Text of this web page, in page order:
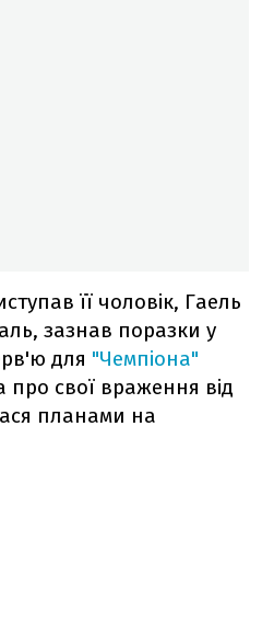
її чоловік, Гаель
зазнав поразки у
для "Чемпіона"
про свої враження від
планами на